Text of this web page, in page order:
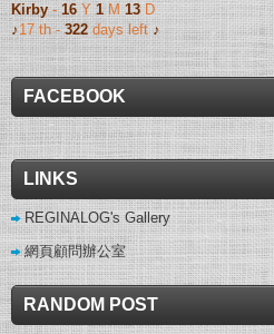
Kirby-16Y1M13D
♪17 th -322days left♪
FACEBOOK
LINKS
REGINALOG's Gallery
網頁顧問辦公室
RANDOM POST